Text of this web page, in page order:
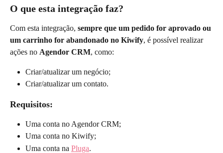
O que esta integração faz?
Com esta integração, sempre que um pedido for aprovado ou
um carrinho for abandonado no Kiwify, é possível realizar
ações no Agendor CRM, como:
Criar/atualizar um negócio;
Criar/atualizar um contato.
Requisitos:
Uma conta no Agendor CRM;
Uma conta no Kiwify;
Uma conta na Pluga.